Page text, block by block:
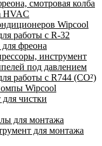
смотровая колба
HVAC
Wipcool
работы с R-32
фреона
инструмент
под давлением
работы с R744 (CO²)
Wipcool
чистки
для монтажа
для монтажа